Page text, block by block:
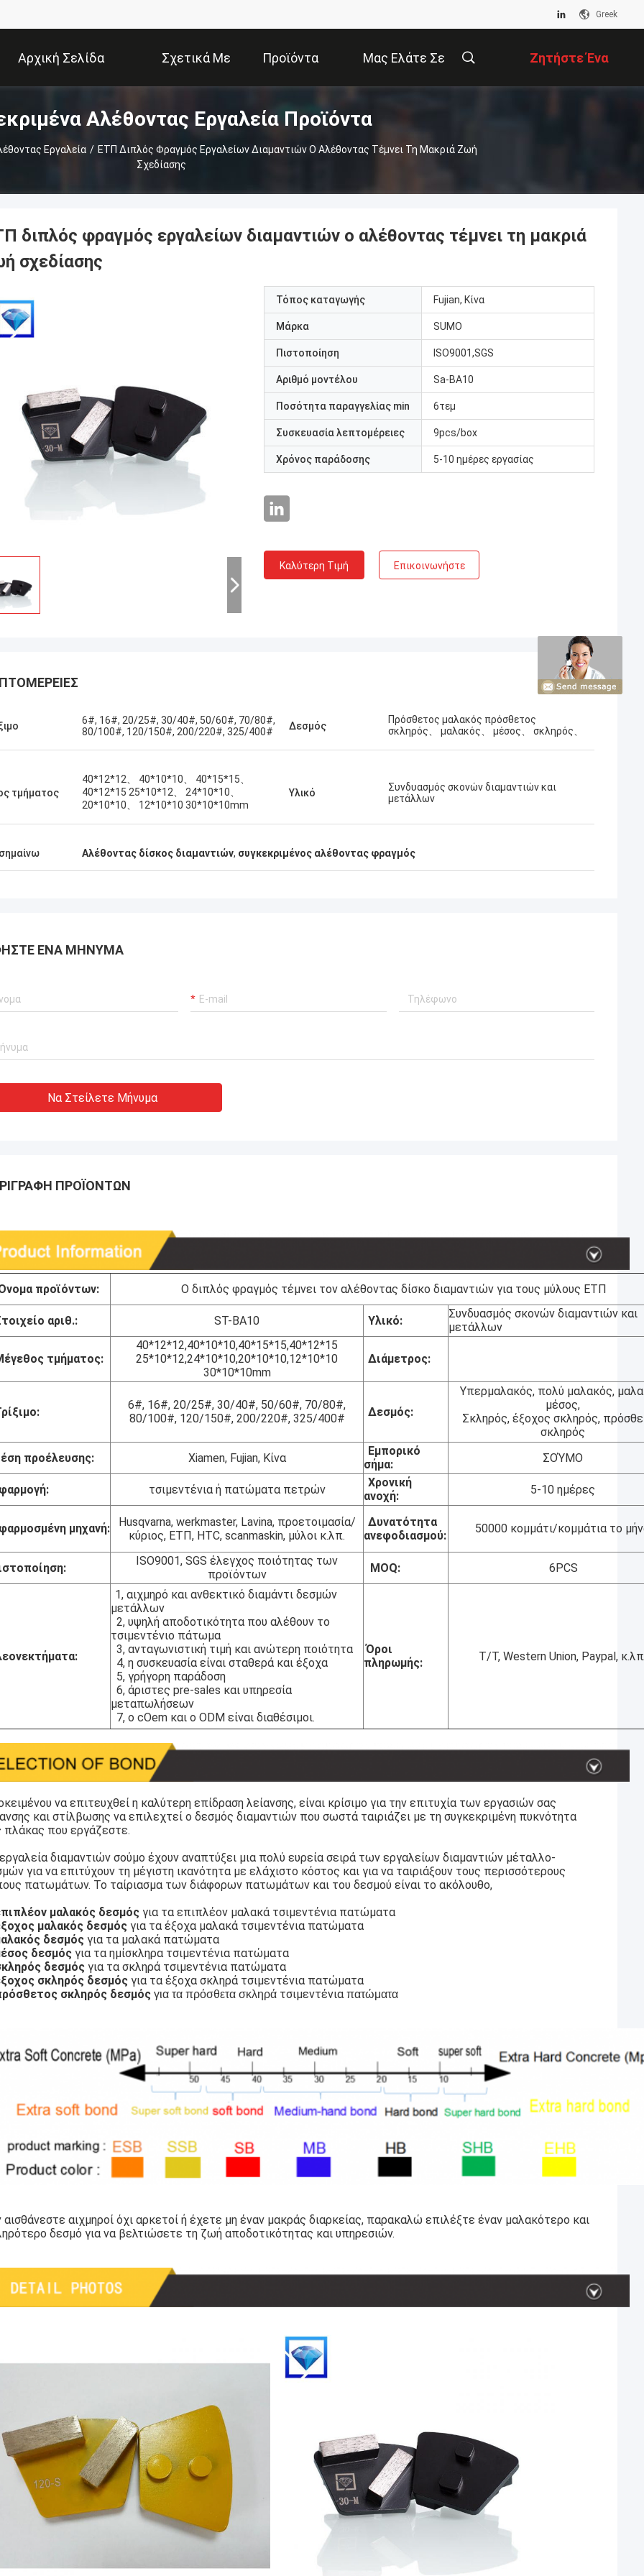
Greek
Αρχική Σελίδα Σχετικά Με
Εμάς
Προϊόντα Μας Ελάτε Σε Ζητήστε Ένα
Απόσπασμα
Αλέθοντας Εργαλεία Προϊόντα
Εργαλεία / ΕΤΠ Διπλός Φραγμός Εργαλείων Διαμαντιών Ο Αλέθοντας Τέμνει Τη Μακριά Ζωή
Σχεδίασης
διπλός φραγμός εργαλείων διαμαντιών ο αλέθοντας τέμνει τη μακριά
σχεδίασης
Τόπος καταγωγής Fujian, Κίνα
Μάρκα SUMO
Πιστοποίηση ISO9001,SGS
Αριθμό μοντέλου Sa-BA10
Ποσότητα παραγγελίας min 6τεμ
Συσκευασία λεπτομέρειες 9pcs/box
Χρόνος παράδοσης 5-10 ημέρες εργασίας
Καλύτερη Τιμή Επικοινωνήστε
6#, 16#, 20/25#, 30/40#, 50/60#, 70/80#,
80/100#, 120/150#, 200/220#, 325/400#
Δεσμός
Πρόσθετος μαλακός πρόσθετος
σκληρός、 μαλακός、 μέσος、 σκληρός、
τμήματος
40*12*12、 40*10*10、 40*15*15、
40*12*15 25*10*12、 24*10*10、
20*10*10、 12*10*10 30*10*10mm
Υλικό
Συνδυασμός σκονών διαμαντιών και
μετάλλων
Αλέθοντας δίσκος διαμαντιών, συγκεκριμένος αλέθοντας φραγμός
ΈΝΑ ΜΉΝΥΜΑ
Να Στείλετε Μήνυμα
ΠΡΟΪΌΝΤΩΝ
προϊόντων: Ο διπλός φραγμός τέμνει τον αλέθοντας δίσκο διαμαντιών για τους μύλους ΕΤΠ
αριθ.: ST-BA10 Υλικό:
Συνδυασμός σκονών διαμαντιών και
μετάλλων
τμήματος:
40*12*12,40*10*10,40*15*15,40*12*15
25*10*12,24*10*10,20*10*10,12*10*10
30*10*10mm
Διάμετρος:
6#, 16#, 20/25#, 30/40#, 50/60#, 70/80#,
80/100#, 120/150#, 200/220#, 325/400#
Δεσμός:
Υπερμαλακός, πολύ μαλακός,
μέσος,
Σκληρός, έξοχος σκληρός,
σκληρός
προέλευσης:
Xiamen, Fujian, Κίνα
Εμπορικό
σήμα:
ΣΟΎΜΟ
τσιμεντένια ή πατώματα πετρών
Χρονική
ανοχή:
5-10 ημέρες
μηχανή:
Husqvarna, werkmaster, Lavina, προετοιμασία/
κύριος, ΕΤΠ, HTC, scanmaskin, μύλοι κ.λπ.
Δυνατότητα
ανεφοδιασμού:
50000 κομμάτι/κομμάτια το
ISO9001, SGS έλεγχος ποιότητας των
προϊόντων
MOQ: 6PCS
1, αιχμηρό και ανθεκτικό διαμάντι δεσμών
μετάλλων
2, υψηλή αποδοτικότητα που αλέθουν το
τσιμεντένιο πάτωμα
3, ανταγωνιστική τιμή και ανώτερη ποιότητα
4, η συσκευασία είναι σταθερά και έξοχα
5, γρήγορη παράδοση
6, άριστες pre-sales και υπηρεσία
μεταπωλήσεων
7, ο cOem και ο ODM είναι διαθέσιμοι.
Όροι
πληρωμής:
T/T, Western Union, Paypal,
να επιτευχθεί η καλύτερη επίδραση λείανσης, είναι κρίσιμο για την επιτυχία των εργασιών σας
και στίλβωσης να επιλεχτεί ο δεσμός διαμαντιών που σωστά ταιριάζει με τη συγκεκριμένη πυκνότητα
πλάκας που εργάζεστε.
διαμαντιών σούμο έχουν αναπτύξει μια πολύ ευρεία σειρά των εργαλείων διαμαντιών μέταλλο-
για να επιτύχουν τη μέγιστη ικανότητα με ελάχιστο κόστος και για να ταιριάξουν τους περισσότερους
πατωμάτων. Το ταίριασμα των διάφορων πατωμάτων και του δεσμού είναι το ακόλουθο,
μαλακός δεσμός για τα επιπλέον μαλακά τσιμεντένια πατώματα
μαλακός δεσμός για τα έξοχα μαλακά τσιμεντένια πατώματα
δεσμός για τα μαλακά πατώματα
δεσμός για τα ημίσκληρα τσιμεντένια πατώματα
δεσμός για τα σκληρά τσιμεντένια πατώματα
σκληρός δεσμός για τα έξοχα σκληρά τσιμεντένια πατώματα
σκληρός δεσμός για τα πρόσθετα σκληρά τσιμεντένια πατώματα
αισθάνεστε αιχμηροί όχι αρκετοί ή έχετε μη έναν μακράς διαρκείας, παρακαλώ επιλέξτε έναν μαλακότερο και
δεσμό για να βελτιώσετε τη ζωή αποδοτικότητας και υπηρεσιών.